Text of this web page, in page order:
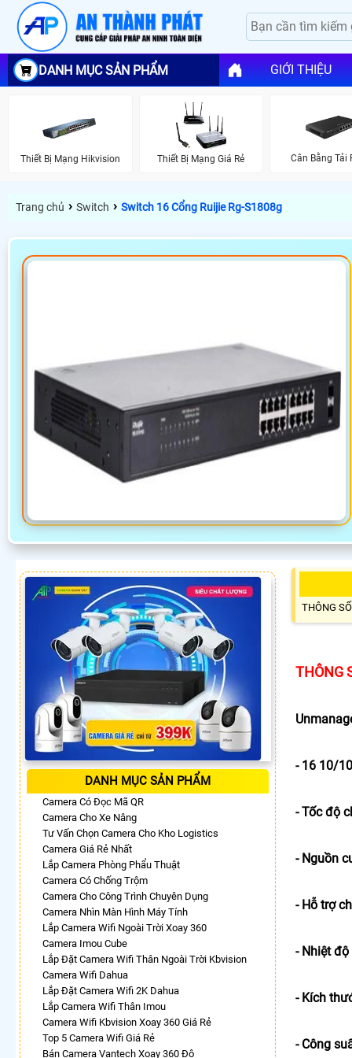
DANH MỤC SẢN PHẨM GIỚI THIỆU
Thiết Bị Mạng Hikvision Thiết Bị Mạng Giá Rẻ Cân Bằng Tải
Trang chủ › Switch › Switch 16 Cổng Ruijie Rg-S1808g
DANH MỤC SẢN PHẨM
Camera Có Đọc Mã QR
Camera Cho Xe Nâng
Tư Vấn Chọn Camera Cho Kho Logistics
Camera Giá Rẻ Nhất
Lắp Camera Phòng Phẩu Thuật
Camera Có Chống Trộm
Camera Cho Công Trình Chuyên Dụng
Camera Nhìn Màn Hình Máy Tính
Lắp Camera Wifi Ngoài Trời Xoay 360
Camera Imou Cube
Lắp Đặt Camera Wifi Thân Ngoài Trời Kbvision
Camera Wifi Dahua
Lắp Đặt Camera Wifi 2K Dahua
Lắp Camera Wifi Thân Imou
Camera Wifi Kbvision Xoay 360 Giá Rẻ
Top 5 Camera Wifi Giá Rẻ
Bán Camera Vantech Xoay 360 Độ
THÔNG
THÔNG
- 16 10/
- Tốc độ
- Nguồn
- Hỗ trợ
- Nhiệt độ
- Kích
- Công